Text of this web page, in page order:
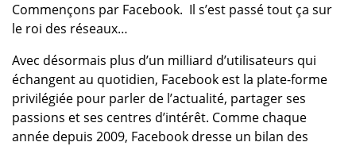
Commençons par Facebook. Il s’est passé tout ça sur
le roi des réseaux…
Avec désormais plus d’un milliard d’utilisateurs qui
échangent au quotidien, Facebook est la plate-forme
privilégiée pour parler de l’actualité, partager ses
passions et ses centres d’intérêt. Comme chaque
année depuis 2009, Facebook dresse un bilan des